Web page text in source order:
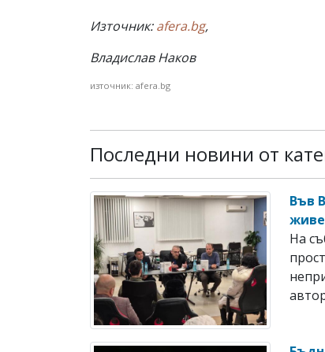
Източник:afera.bg,
Владислав Наков
източник: afera.bg
Последни новини от
Във
На